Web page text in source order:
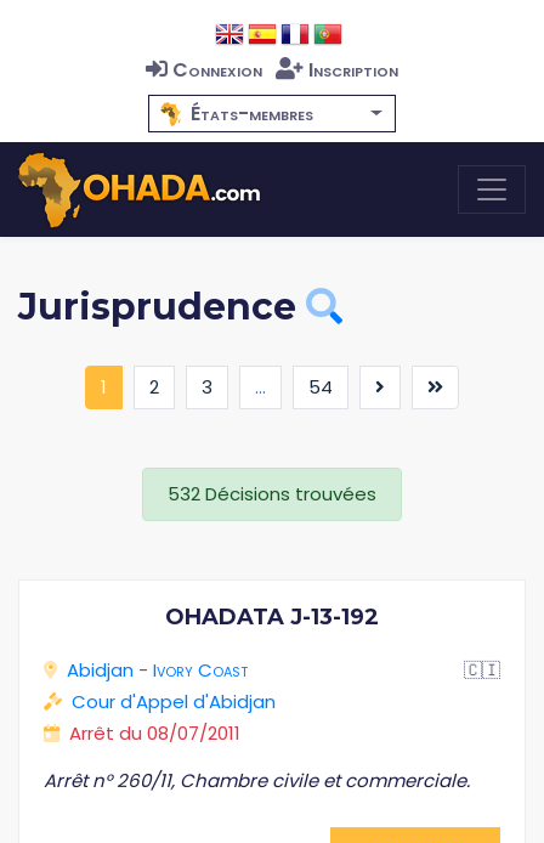
Connexion
Inscription
États-membres
Jurisprudence
1 (current)
2 3 ... 54
532 Décisions trouvées
OHADATA J-13-192
Abidjan - Ivory Coast
🇨🇮
Cour d'Appel d'Abidjan
Arrêt du 08/07/2011
Arrêt n° 260/11, Chambre civile et commerciale.